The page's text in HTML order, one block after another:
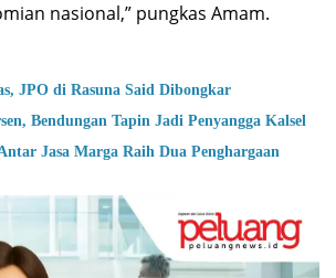
nasional,” pungkas Amam.
JPO di Rasuna Said Dibongkar
Bendungan Tapin Jadi Penyangga Kalsel
Jasa Marga Raih Dua Penghargaan